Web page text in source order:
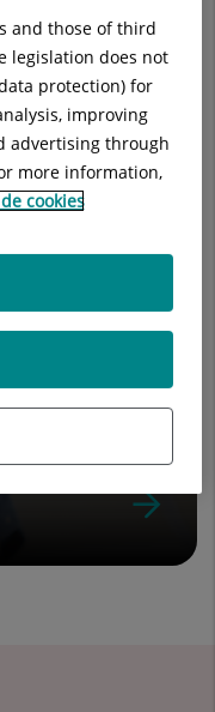
and those of third
legislation does not
protection) for
improving
advertising through
more information,
cookies